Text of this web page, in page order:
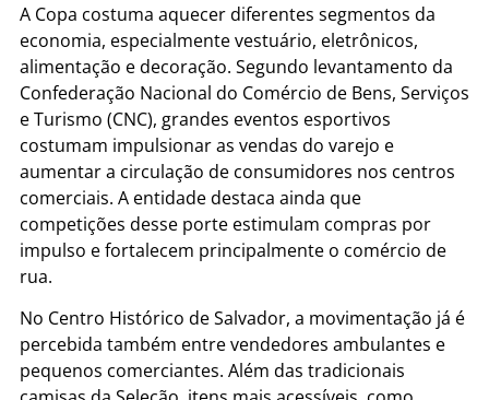
A Copa costuma aquecer diferentes segmentos da
economia, especialmente vestuário, eletrônicos,
alimentação e decoração. Segundo levantamento da
Confederação Nacional do Comércio de Bens, Serviços
e Turismo (CNC), grandes eventos esportivos
costumam impulsionar as vendas do varejo e
aumentar a circulação de consumidores nos centros
comerciais. A entidade destaca ainda que
competições desse porte estimulam compras por
impulso e fortalecem principalmente o comércio de
rua.
No Centro Histórico de Salvador, a movimentação já é
percebida também entre vendedores ambulantes e
pequenos comerciantes. Além das tradicionais